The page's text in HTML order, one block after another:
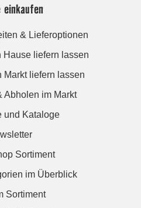
einkaufen
& Lieferoptionen
Hause liefern lassen
Markt liefern lassen
Abholen im Markt
und Kataloge
Sortiment
im Überblick
Sortiment